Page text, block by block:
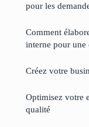
pour les
Comment
interne pour une
Créez votre
Optimisez votre
qualité